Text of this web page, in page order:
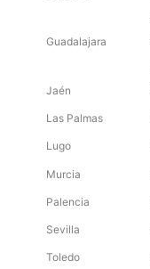
Guadalajara
Jaén
Las Palmas
Lugo
Murcia
Palencia
Sevilla
Toledo